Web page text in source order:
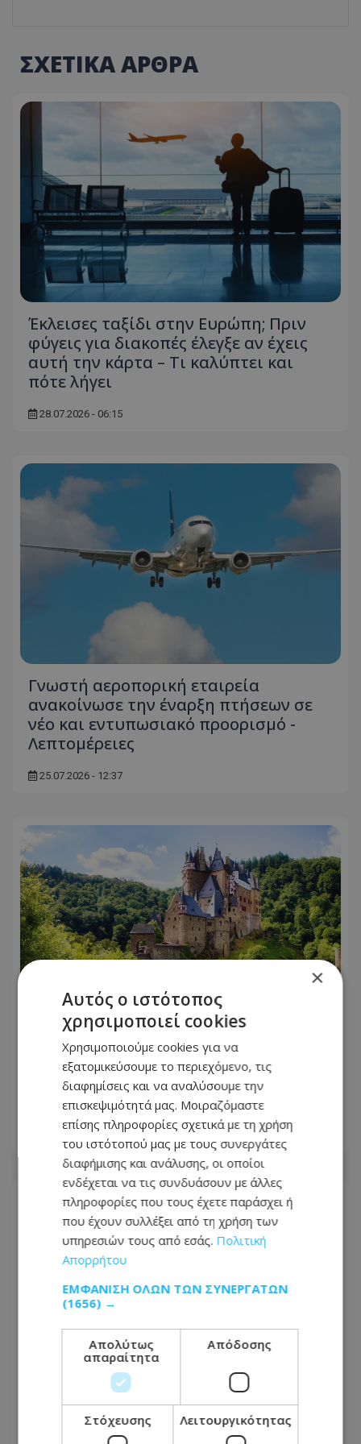
ΣΧΕΤΙΚΑ ΑΡΘΡΑ
Έκλεισες ταξίδι στην Ευρώπη; Πριν
φύγεις για διακοπές έλεγξε αν έχεις
αυτή την κάρτα – Τι καλύπτει και
πότε λήγει
28.07.2026 - 06:15
Γνωστή αεροπορική εταιρεία
ανακοίνωσε την έναρξη πτήσεων σε
νέο και εντυπωσιακό προορισμό -
Λεπτομέρειες
25.07.2026 - 12:37
Ταξίδια: 17 μέρη που μοιάζουν
εξωπραγματικά – Κι όμως βρίσκονται
στην Ευρώπη - Δες τη λίστα που έγινε
viral – Φωτογραφίες
25.07.2026 - 07:25
Πτώχευση-βόμβα: Οριστικό λουκέτο
σε γνωστή αεροπορική – Ξεκινά το
×
Αυτός ο ιστότοπος
χρησιμοποιεί cookies
Χρησιμοποιούμε cookies για να
εξατομικεύσουμε το περιεχόμενο, τις
διαφημίσεις και να αναλύσουμε την
επισκεψιμότητά μας. Μοιραζόμαστε
επίσης πληροφορίες σχετικά με τη χρήση
του ιστότοπού μας με τους συνεργάτες
διαφήμισης και ανάλυσης, οι οποίοι
ενδέχεται να τις συνδυάσουν με άλλες
πληροφορίες που τους έχετε παράσχει ή
που έχουν συλλέξει από τη χρήση των
υπηρεσιών τους από εσάς. Πολιτική
Απορρήτου
ΕΜΦΆΝΙΣΗ ΌΛΩΝ ΤΩΝ ΣΥΝΕΡΓΑΤΏΝ
(1656) →
Απολύτως
απαραίτητα
Απόδοσης
Στόχευσης Λειτουργικότητας